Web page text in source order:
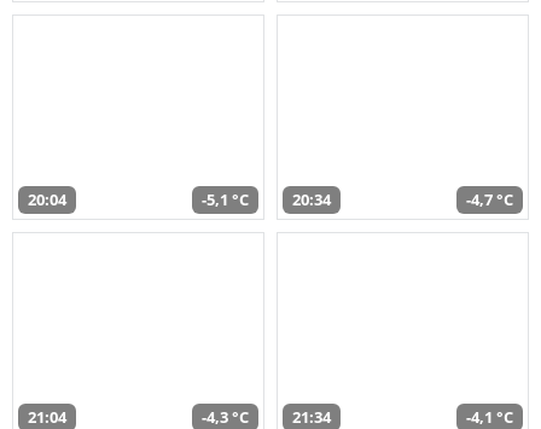
20:04 -5,1 °C 20:34 -4,7 °C
21:04 -4,3 °C 21:34 -4,1 °C